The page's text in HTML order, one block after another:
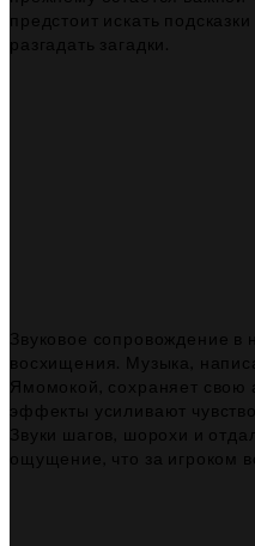
предстоит искать
разгадать загадки.
Звуковое сопровождение в
восхищения. Музыка,
Ямомокой, сохраняет свою
эффекты усиливают
Звуки шагов, шорохи и
ощущение, что за игроком